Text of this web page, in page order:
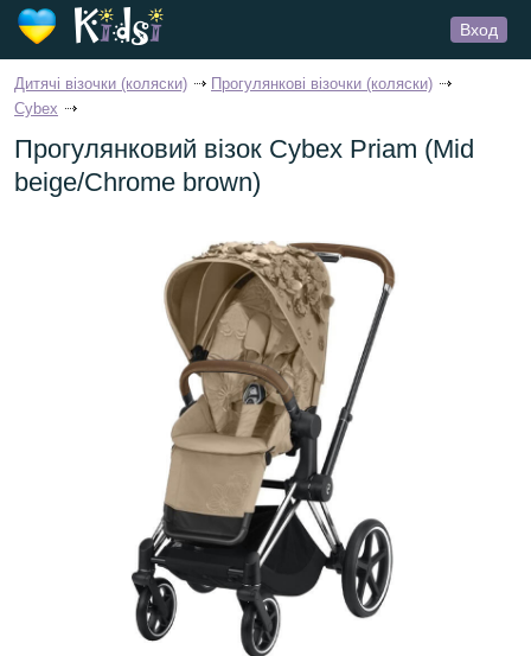
Вход
Дитячі візочки (коляски)
Прогулянкові візочки (коляски)
Cybex
Прогулянковий візок Cybex Priam (Mid
beige/Сhrome brown)